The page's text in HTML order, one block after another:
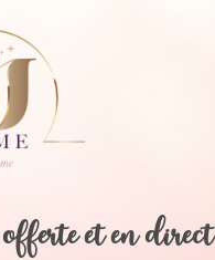
offerte et en direct